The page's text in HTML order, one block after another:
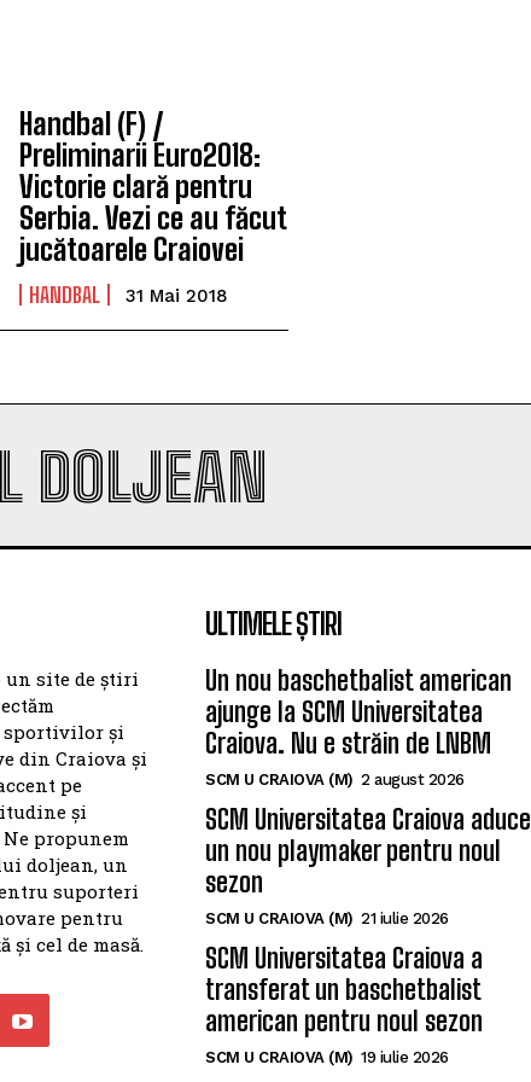
Handbal (F) /
Preliminarii Euro2018:
Victorie clară pentru
Serbia. Vezi ce au făcut
jucătoarele Craiovei
HANDBAL 31 Mai 2018
DOLJEAN
un site de știri
sportivilor și
din Craiova și
pe
și
propunem
doljean, un
suporteri
pentru
și cel de masă.
ULTIMELE ȘTIRI
Un nou baschetbalist american
ajunge la SCM Universitatea
Craiova. Nu e străin de LNBM
SCM U CRAIOVA (M) 2 august 2026
SCM Universitatea Craiova aduce
un nou playmaker pentru noul
sezon
SCM U CRAIOVA (M) 21 iulie 2026
SCM Universitatea Craiova a
transferat un baschetbalist
american pentru noul sezon
SCM U CRAIOVA (M) 19 iulie 2026